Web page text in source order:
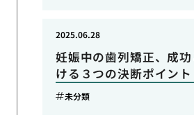
妊娠中の歯列矯正、成
ける３つの決断ポイント
2025.06.28
未分類